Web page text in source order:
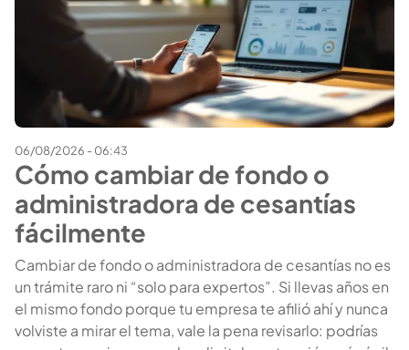
06/08/2026 - 06:43
Cómo cambiar de fondo o
administradora de cesantías
fácilmente
Cambiar de fondo o administradora de cesantías no es
un trámite raro ni “solo para expertos”. Si llevas años en
el mismo fondo porque tu empresa te afilió ahí y nunca
volviste a mirar el tema, vale la pena revisarlo: podrías